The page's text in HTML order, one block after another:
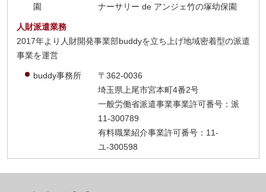
園
ナーサリー de アンジェ竹の塚幼保園
人財派遣業務
2017年より人財開発事業部buddyを立ち上げ地域密着型の派遣
事業を運営
buddy事務所
〒362-0036
埼玉県上尾市宮本町4番2号
一般労働省派遣事業事業許可番号：派
11-300789
有料職業紹介事業許可番号：11-
ユ-300598